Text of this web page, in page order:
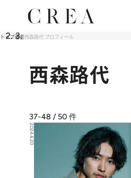
トップ著者西森路代 プロフィール
西森路代
37-48 / 50 件
2024.4.20